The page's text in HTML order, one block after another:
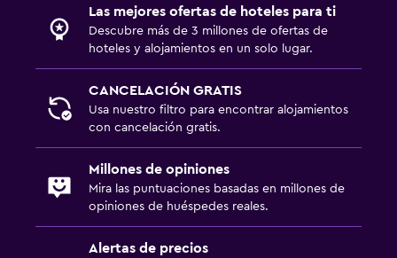
Las mejores ofertas de hoteles para ti
Descubre más de 3 millones de ofertas de
hoteles y alojamientos en un solo lugar.
CANCELACIÓN GRATIS
Usa nuestro filtro para encontrar alojamientos
con cancelación gratis.
Millones de opiniones
Mira las puntuaciones basadas en millones de
opiniones de huéspedes reales.
Alertas de precios